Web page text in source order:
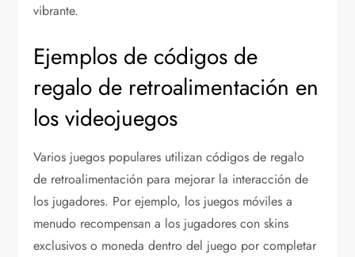
vibrante.
Ejemplos de códigos de
regalo de retroalimentación en
los videojuegos
Varios juegos populares utilizan códigos de regalo
de retroalimentación para mejorar la interacción de
los jugadores. Por ejemplo, los juegos móviles a
menudo recompensan a los jugadores con skins
exclusivos o moneda dentro del juego por completar